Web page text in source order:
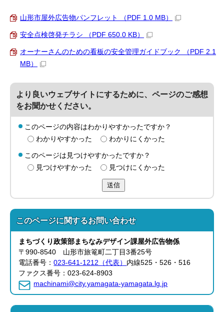
山形市屋外広告物パンフレット （PDF 1.0 MB）
安全点検啓発チラシ （PDF 650.0 KB）
オーナーさんのための看板の安全管理ガイドブック （PDF 2.1
MB）
より良いウェブサイトにするために、ページのご感想
をお聞かせください。
このページの内容はわかりやすかったですか？
わかりやすかった
わかりにくかった
このページは見つけやすかったですか？
見つけやすかった
見つけにくかった
送信
このページに関するお問い合わせ
まちづくり政策部 まちなみデザイン課屋外広告物係
〒990-8540 山形市旅篭町二丁目3番25号
電話番号：023-641-1212（代表） 内線525・526・516
ファクス番号：023-624-8903
machinami@city.yamagata-yamagata.lg.jp